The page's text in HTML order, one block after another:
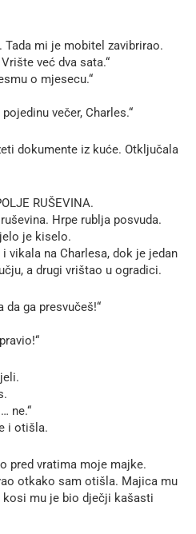
Tada mi je mobitel zavibrirao.
već dva sata.“
o mjesecu.“
večer, Charles.“
dokumente iz kuće. Otključala
RUŠEVINA.
Hrpe rublja posvuda.
je kiselo.
vikala na Charlesa, dok je jedan
a drugi vrištao u ogradici.
da ga presvučeš!“
ne.“
i otišla.
pred vratima moje majke.
otkako sam otišla. Majica mu
kosi mu je bio dječji kašasti